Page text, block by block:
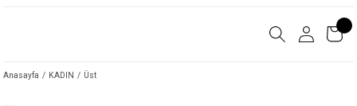
Anasayfa KADIN Üst